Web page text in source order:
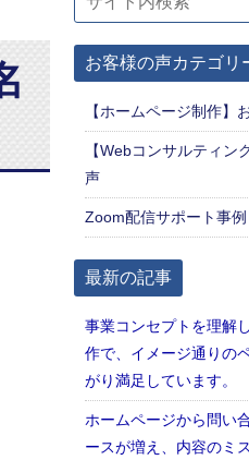
お客様の声カテゴリ
【ホームページ制作】
【Webコンサルティン
声
Zoom配信サポート事例
最新の記事
事業コンセプトを理解
作で、イメージ通りの
がり満足しています。
ホームページから問い
ースが増え、内容のミ